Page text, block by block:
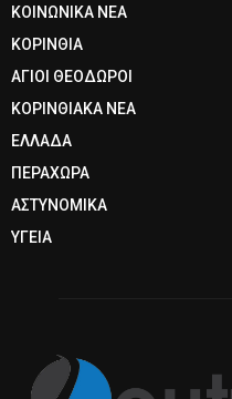
ΚΟΙΝΩΝΙΚΑ ΝΕΑ
ΚΟΡΙΝΘΙΑ
ΑΓΙΟΙ ΘΕΟΔΩΡΟΙ
ΚΟΡΙΝΘΙΑΚΑ ΝΕΑ
ΕΛΛΑΔΑ
ΠΕΡΑΧΩΡΑ
ΑΣΤΥΝΟΜΙΚΑ
ΥΓΕΙΑ